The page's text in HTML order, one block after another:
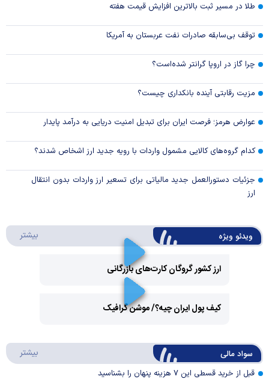
طلا در مسیر ثبت بالاترین افزایش قیمت هفته
توقف بی‌سابقه صادرات نفت عربستان به آمریکا
چرا گاز در اروپا گرانتر شده‌است؟
مزیت رقابتی آینده بانکداری چیست؟
عوارض هرمز؛ فرصت ایران برای تبدیل امنیت دریایی به درآمد پایدار
کدام گروه‌های کالایی مشمول واردات با رویه جدید ارز اشخاص شدند؟
جزئیات دستورالعمل جدید مالیاتی برای تسعیر ارز واردات بدون انتقال
ارز
ویدئو ویژه بیشتر
ارز کشور گروگان کارت‌های بازرگانی
Video
کیف پول ایران چیه؟/ موشن گرافیک
سواد مالی بیشتر
قبل از خرید قسطی این ۷ هزینه پنهان را بشناسید